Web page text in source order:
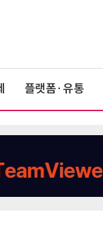
플랫폼·유통